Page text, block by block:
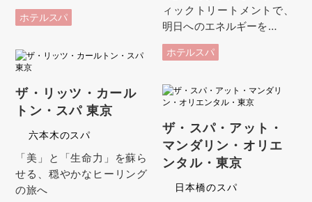
ホテルスパ
ィックトリートメントで、
明日へのエネルギーを…
ホテルスパ
ザ・リッツ・カール
トン・スパ 東京
六本木のスパ
「美」と「生命力」を蘇ら
せる、穏やかなヒーリング
の旅へ
ザ・スパ・アット・
マンダリン・オリエ
ンタル・東京
日本橋のスパ